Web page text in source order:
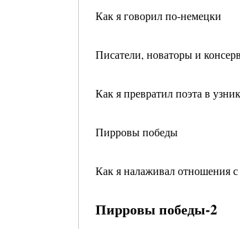
Как я говорил по-немецки
Писатели, новаторы и
Как я превратил поэта в
Пирровы победы
Как я налаживал
Пирровы победы-2